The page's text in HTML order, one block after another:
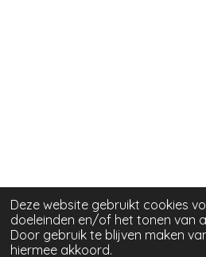
Deze website gebruikt cookies
doeleinden en/of het tonen van
Door gebruik te blijven maken
hiermee akkoord.